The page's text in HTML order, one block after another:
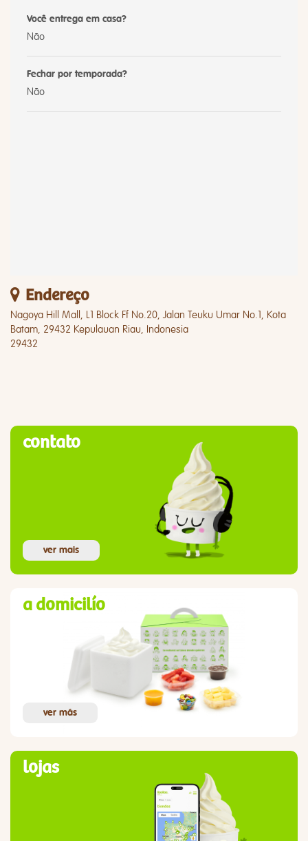
Você entrega em casa?
Não
Fechar por temporada?
Não
Endereço
Nagoya Hill Mall, L1 Block Ff No.20, Jalan Teuku Umar No.1, Kota
Batam, 29432 Kepulauan Riau, Indonesia
29432
contato
ver mais
a domicilío
ver más
lojas